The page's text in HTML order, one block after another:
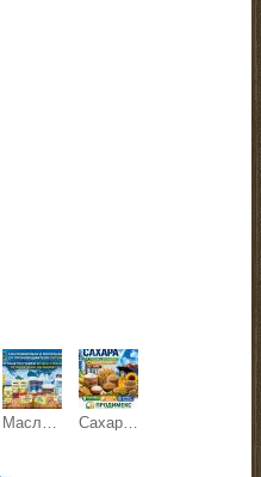
Масложировая и молочная продукция СолПро - экспортные поставки Сахар, зерновые и зернобобовые, масличные культуры, корма